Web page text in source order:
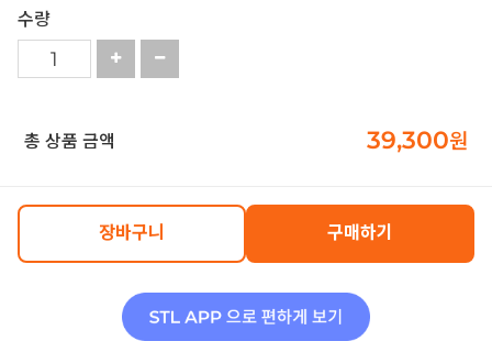
수량
총 상품 금액 39,300원
장바구니 구매하기